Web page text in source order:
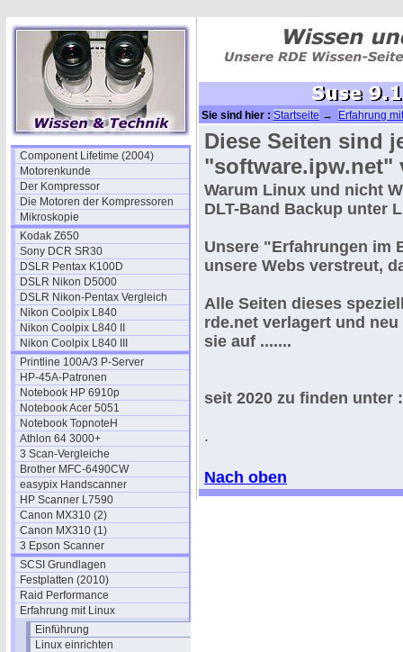
Component Lifetime (2004)
Motorenkunde
Der Kompressor
Die Motoren der Kompressoren
Mikroskopie
Kodak Z650
Sony DCR SR30
DSLR Pentax K100D
DSLR Nikon D5000
DSLR Nikon-Pentax Vergleich
Nikon Coolpix L840
Nikon Coolpix L840 II
Nikon Coolpix L840 III
Printline 100A/3 P-Server
HP-45A-Patronen
Notebook HP 6910p
Notebook Acer 5051
Notebook TopnoteH
Athlon 64 3000+
3 Scan-Vergleiche
Brother MFC-6490CW
easypix Handscanner
HP Scanner L7590
Canon MX310 (2)
Canon MX310 (1)
3 Epson Scanner
SCSI Grundlagen
Festplatten (2010)
Raid Performance
Erfahrung mit Linux
Einführung
Linux einrichten
Sie sind hier : Startseite → Erfahrung
Diese Seiten sind
"software.ipw.net"
Warum Linux und nicht
DLT-Band Backup unter
Unsere "Erfahrungen im
unsere Webs verstreut,
Alle Seiten dieses
rde.net verlagert und
sie auf .......
seit 2020 zu finden unter
.
Nach oben